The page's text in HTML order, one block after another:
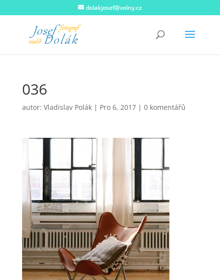
dolakjosef@volny.cz
036
autor: Vladislav Polák| Pro 6, 2017| 0 komentářů